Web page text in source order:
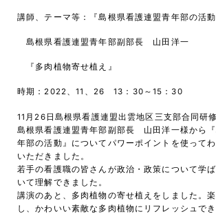
講師、テーマ等：『島根県看護連盟青年部の活動
島根県看護連盟青年部副部長 山田洋一
『多肉植物寄せ植え』
時期：2022、11、26 13：30～15：30
11月26日島根県看護連盟出雲地区三支部合同研
島根県看護連盟青年部副部長 山田洋一様から
年部の活動』についてパワーポイントを使って
いただきました。
若手の看護職の皆さんが政治・政策について学
いて理解できました。
講演のあと、多肉植物の寄せ植えをしました。
し、かわいい素敵な多肉植物にリフレッシュでき